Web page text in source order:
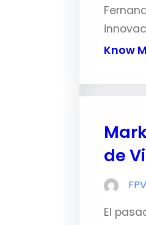
Know
de
El